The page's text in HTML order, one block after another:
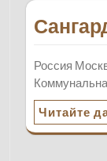
Россия
Читайте